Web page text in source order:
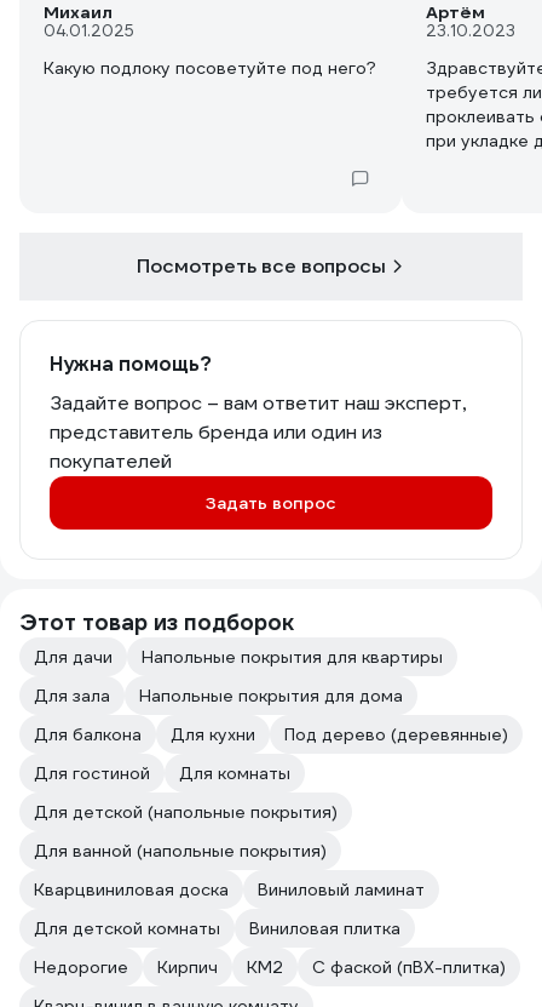
Михаил
04.01.2025
Какую подлоку посоветуйте под него?
Артём
23.10.2023
требуется
при укладке
Посмотреть все вопросы
Нужна помощь?
Задайте вопрос – вам ответит наш эксперт,
представитель бренда или один из
покупателей
Задать вопрос
Этот товар из подборок
Для дачи
Напольные покрытия для квартиры
Для зала
Напольные покрытия для дома
Для балкона
Для кухни
Под дерево (деревянные)
Для гостиной
Для комнаты
Для детской (напольные покрытия)
Для ванной (напольные покрытия)
Кварцвиниловая доска
Виниловый ламинат
Для детской комнаты
Виниловая плитка
Недорогие
Кирпич КМ2
С фаской (пВХ-плитка)